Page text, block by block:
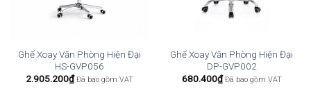
Ghế Xoay Văn Phòng Hiện Đại
HS-GVP056
2.905.200₫ Đã bao gồm VAT
Ghế Xoay Văn Phòng Hiện Đại
DP-GVP002
680.400₫ Đã bao gồm VAT